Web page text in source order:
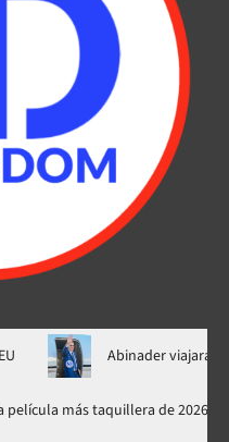
Abinader viajará a Colombia
en la película más